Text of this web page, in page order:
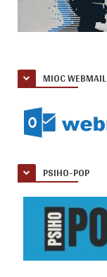
MIOC WEBMAIL
PSIHO-POP